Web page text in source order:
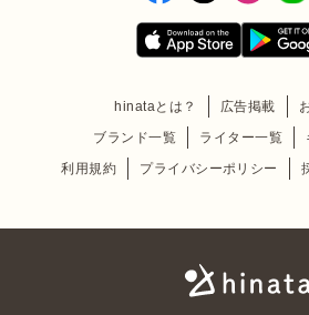
hinataとは？ 広告掲載
ブランド一覧
ライター一覧
利用規約
プライバシーポリシー